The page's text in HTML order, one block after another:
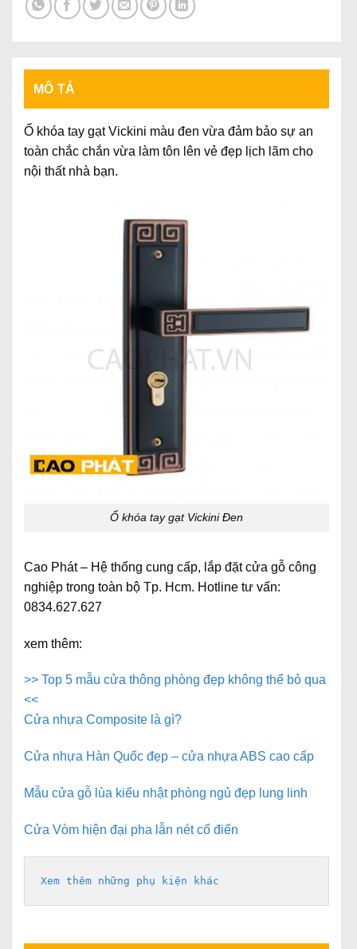
MÔ TẢ
Ổ khóa tay gạt Vickini màu đen vừa đảm bảo sự an
toàn chắc chắn vừa làm tôn lên vẻ đẹp lịch lãm cho
nội thất nhà bạn.
Ổ khóa tay gạt Vickini Đen
Cao Phát – Hệ thống cung cấp, lắp đặt cửa gỗ công
nghiệp trong toàn bộ Tp. Hcm. Hotline tư vấn:
0834.627.627
xem thêm:
>> Top 5 mẫu cửa thông phòng đẹp không thể bỏ qua
<<
Cửa nhựa Composite là gì?
Cửa nhựa Hàn Quốc đẹp – cửa nhựa ABS cao cấp
Mẫu cửa gỗ lùa kiểu nhật phòng ngủ đẹp lung linh
Cửa Vòm hiện đại pha lẫn nét cổ điển
Xem thêm những phụ kiện khác